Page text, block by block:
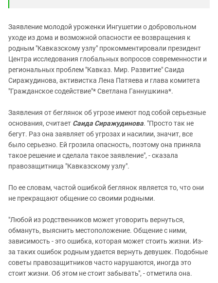
Заявление молодой уроженки Ингушетии о добровольном
уходе из дома и возможной опасности ее возвращения к
родным "Кавказскому узлу" прокомментировали президент
Центра исследования глобальных вопросов современности и
региональных проблем "Кавказ. Мир. Развитие" Саида
Сиражудинова, активистка Лена Патяева и глава комитета
"Гражданское содействие"* Светлана Ганнушкина*.
Заявления от беглянок об угрозе имеют под собой серьезные
основания, считает Саида Сиражудинова. "Просто так не
бегут. Раз она заявляет об угрозах и насилии, значит, все
было серьезно. Ей грозила опасность, поэтому она приняла
такое решение и сделала такое заявление", - сказала
правозащитница "Кавказскому узлу".
По ее словам, частой ошибкой беглянок является то, что они
не прекращают общение со своими родными.
"Любой из родственников может уговорить вернуться,
обмануть, выяснить местоположение. Общение с ними,
зависимость - это ошибка, которая может стоить жизни. Из-
за таких ошибок родным удается вернуть девушек. Подобные
советы правозащитников часто нарушаются, иногда это
стоит жизни. Об этом не стоит забывать", - отметила она.